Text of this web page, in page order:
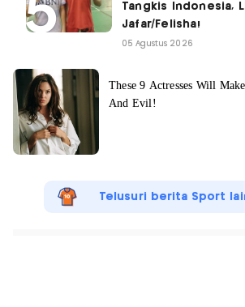
Tangkis Indonesia,
Jafar/Felisha!
05 Agustus 2026
Telusuri berita Sport